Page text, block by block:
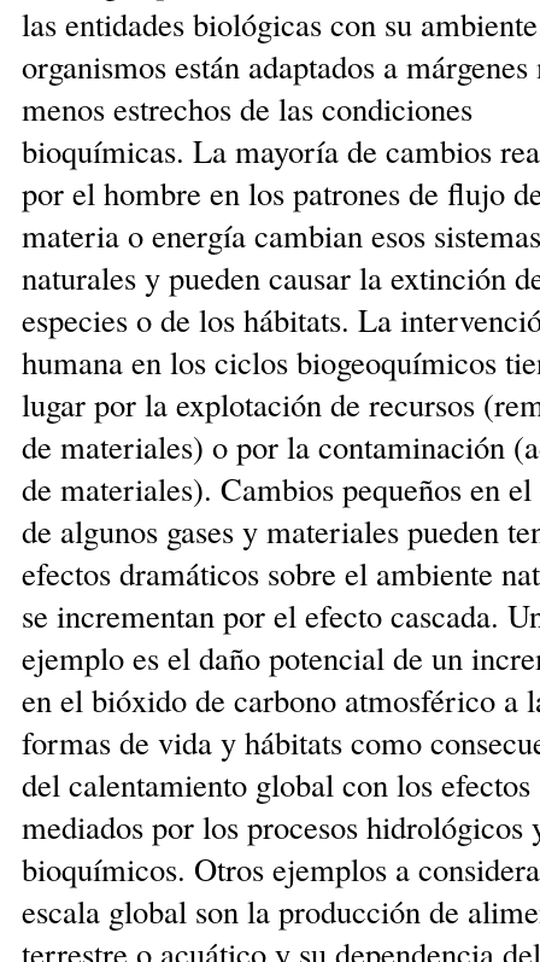
las entidades biológicas con su
organismos están adaptados a márgenes
menos estrechos de las condiciones
bioquímicas. La mayoría de cambios
por el hombre en los patrones de flujo
materia o energía cambian esos sistemas
naturales y pueden causar la extinción
especies o de los hábitats. La
humana en los ciclos biogeoquímicos
lugar por la ex­plotación de recursos
de materiales) o por la contaminación
de materiales). Cambios peque­ños en
de algunos gases y materiales pueden
efectos dramáticos sobre el ambiente
se incrementan por el efecto cascada.
ejemplo es el daño poten­cial de un
en el bióxido de carbono atmosférico a
formas de vida y hábitats como
del calentamiento global con los efectos
mediados por los procesos hidrológicos
bioquímicos. Otros ejemplos a
escala global son la producción de
terrestre o acuático y su dependencia